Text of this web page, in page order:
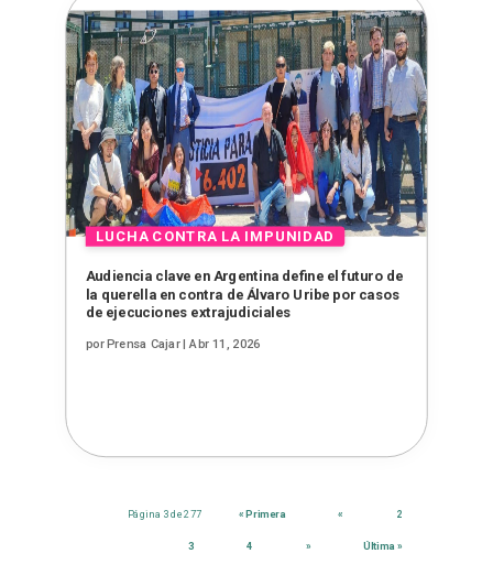
Audiencia clave en Argentina define el futuro de
la querella en contra de Álvaro Uribe por casos
de ejecuciones extrajudiciales
porPrensa Cajar| Abr 11, 2026
Página 3 de 277 « Primera « 2
3 4 » Última »